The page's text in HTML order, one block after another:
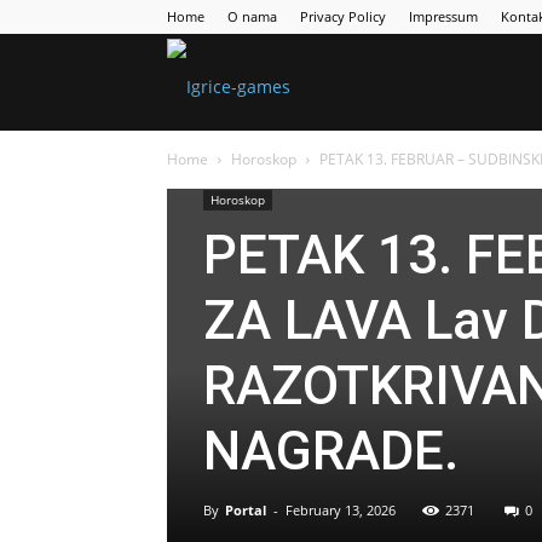
Home O nama Privacy Policy Impressum
Home Horoskop PETAK 13. FEBRUAR –
Horoskop
PETAK 13.
ZA LAVA Lav
NAGRADE.
By Portal - February 13, 2026 2371 0